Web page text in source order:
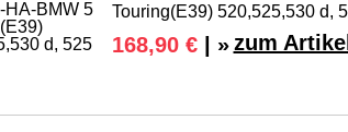
Touring(E39) 520,525,530 d,
168,90 €| » zum Artikel